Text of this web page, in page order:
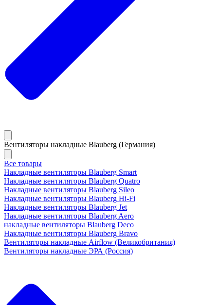
Вентиляторы накладные Blauberg (Германия)
Все товары
Накладные вентиляторы Blauberg Smart
Накладные вентиляторы Blauberg Quatro
Накладные вентиляторы Blauberg Sileo
Накладные вентиляторы Blauberg Hi-Fi
Накладные вентиляторы Blauberg Jet
Накладные вентиляторы Blauberg Aero
накладные вентиляторы Blauberg Deco
Накладные вентиляторы Blauberg Bravo
Вентиляторы накладные Airflow (Великобритания)
Вентиляторы накладные ЭРА (Россия)